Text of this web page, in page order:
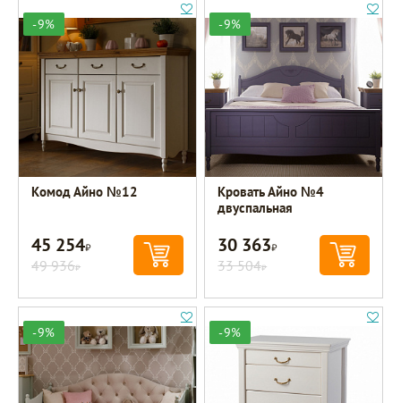
-9%
Комод Айно №12
45 254Р
49 936Р
-9%
Кровать Айно №4
двуспальная
30 363Р
33 504Р
-9% -9%